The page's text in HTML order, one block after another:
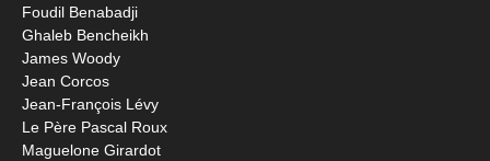
Foudil Benabadji
Ghaleb Bencheikh
James Woody
Jean Corcos
Jean-François Lévy
Le Père Pascal Roux
Maguelone Girardot